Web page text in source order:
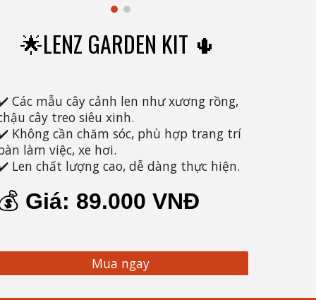
🌟LENZ GARDEN KIT 🌵
Các mẫu cây cảnh len như xương rồng,
cây treo siêu xinh.
Không cần chăm sóc, phù hợp trang trí
làm việc, xe hơi.
Len chất lượng cao, dễ dàng thực hiện.
Giá: 89.000 VNĐ
Mua ngay